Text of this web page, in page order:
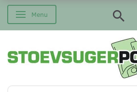
Skifte navigation
Menu